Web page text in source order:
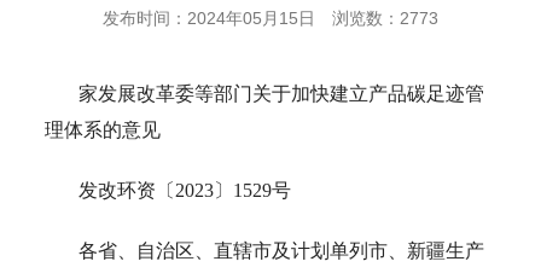
发布时间：2024年05月15日 浏览数：2773
家发展改革委等部门关于加快建立产品碳足迹管
理体系的意见
发改环资〔2023〕1529号
各省、自治区、直辖市及计划单列市、新疆生产